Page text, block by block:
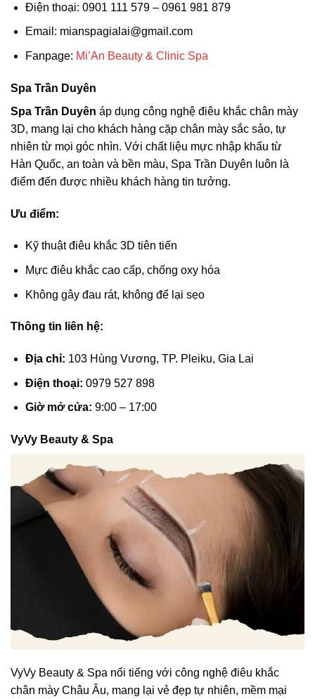
Điện thoại: 0901 111 579 – 0961 981 879
Email: mianspagialai@gmail.com
Fanpage: Mi’An Beauty & Clinic Spa
Spa Trần Duyên
Spa Trần Duyên áp dụng công nghệ điêu khắc chân mày
3D, mang lại cho khách hàng cặp chân mày sắc sảo, tự
nhiên từ mọi góc nhìn. Với chất liệu mực nhập khẩu từ
Hàn Quốc, an toàn và bền màu, Spa Trần Duyên luôn là
điểm đến được nhiều khách hàng tin tưởng.
Ưu điểm:
Kỹ thuật điêu khắc 3D tiên tiến
Mực điêu khắc cao cấp, chống oxy hóa
Không gây đau rát, không để lại sẹo
Thông tin liên hệ:
Địa chỉ: 103 Hùng Vương, TP. Pleiku, Gia Lai
Điện thoại: 0979 527 898
Giờ mở cửa: 9:00 – 17:00
VyVy Beauty & Spa
VyVy Beauty & Spa nổi tiếng với công nghệ điêu khắc
chân mày Châu Âu, mang lại vẻ đẹp tự nhiên, mềm mại